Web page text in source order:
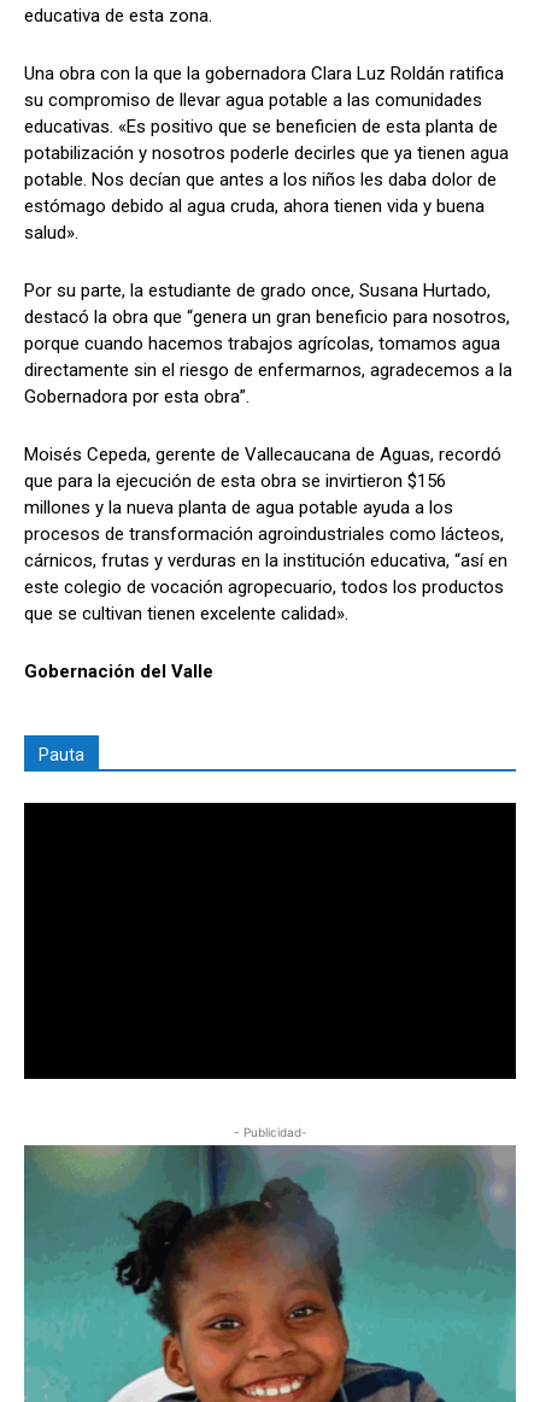
educativa de esta zona.
Una obra con la que la gobernadora Clara Luz Roldán ratifica
su compromiso de llevar agua potable a las comunidades
educativas. «Es positivo que se beneficien de esta planta de
potabilización y nosotros poderle decirles que ya tienen agua
potable. Nos decían que antes a los niños les daba dolor de
estómago debido al agua cruda, ahora tienen vida y buena
salud».
Por su parte, la estudiante de grado once, Susana Hurtado,
destacó la obra que “genera un gran beneficio para nosotros,
porque cuando hacemos trabajos agrícolas, tomamos agua
directamente sin el riesgo de enfermarnos, agradecemos a la
Gobernadora por esta obra”.
Moisés Cepeda, gerente de Vallecaucana de Aguas, recordó
que para la ejecución de esta obra se invirtieron $156
millones y la nueva planta de agua potable ayuda a los
procesos de transformación agroindustriales como lácteos,
cárnicos, frutas y verduras en la institución educativa, “así en
este colegio de vocación agropecuario, todos los productos
que se cultivan tienen excelente calidad».
Gobernación del Valle
Pauta
- Publicidad-